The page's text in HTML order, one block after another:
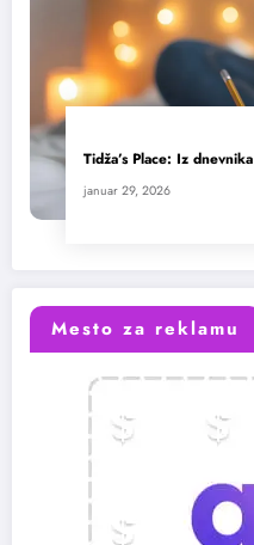
Tidža’s Place: Iz dnevnika
januar 29, 2026
Mesto za reklamu